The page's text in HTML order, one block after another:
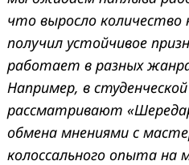
что выросло
получил устойчивое
работает в разных
Например, в
рассматривают
обмена мнениями с
колоссального опыта на